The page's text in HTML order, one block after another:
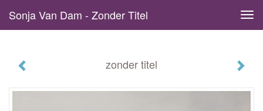
Sonja Van Dam - Zonder Titel
zonder titel